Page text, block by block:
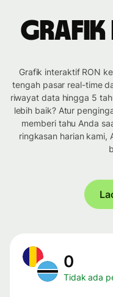
Grafik
Grafik interaktif RON
tengah pasar real-time
riwayat data hingga 5
lebih baik? Atur
memberi tahu Anda
ringkasan harian kami,
0
Tidak ada